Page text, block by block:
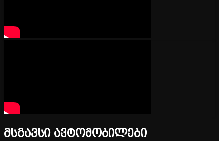
მსგავსი ავტომობილები